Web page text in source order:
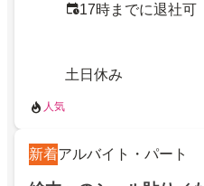
17時までに退社可
土日休み
人気
新着アルバイト・パート